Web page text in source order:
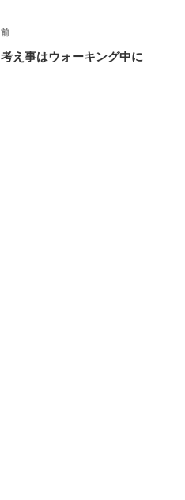
投
稿
前
の
前
考え事はウォーキング中に